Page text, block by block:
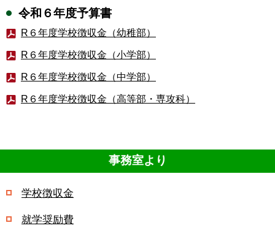
令和６年度予算書
R６年度学校徴収金（幼稚部）
R６年度学校徴収金（小学部）
R６年度学校徴収金（中学部）
R６年度学校徴収金（高等部・専攻科）
事務室より
学校徴収金
就学奨励費